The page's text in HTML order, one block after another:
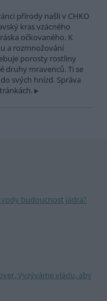
přírody našli v CHKO
kras vzácného
očkovaného. K
a rozmnožování
porosty rostliny
druhy mravenců. Ti se
svých hnízd. Správa
budoucnost jádra?
Vyzýváme vládu, aby